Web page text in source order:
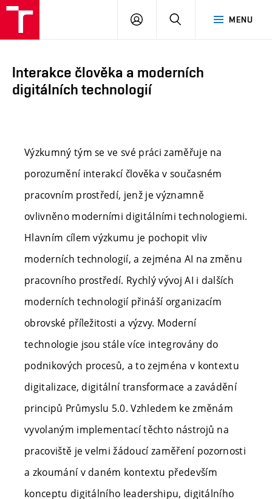
MENU
PŘIHLÁSIT
Interakce člověka a moderních
digitálních technologií
Výzkumný tým se ve své práci zaměřuje na
porozumění interakcí člověka v současném
pracovním prostředí, jenž je významně
ovlivněno moderními digitálními technologiemi.
Hlavním cílem výzkumu je pochopit vliv
moderních technologií, a zejména AI na změnu
pracovního prostředí. Rychlý vývoj AI i dalších
moderních technologií přináší organizacím
obrovské příležitosti a výzvy. Moderní
technologie jsou stále více integrovány do
podnikových procesů, a to zejména v kontextu
digitalizace, digitální transformace a zavádění
principů Průmyslu 5.0. Vzhledem ke změnám
vyvolaným implementací těchto nástrojů na
pracoviště je velmi žádoucí zaměření pozornosti
a zkoumání v daném kontextu především
konceptu digitálního leadershipu, digitálního